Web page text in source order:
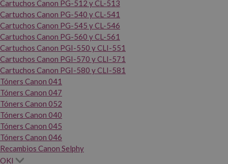
Cartuchos Canon PG-512 y CL-513
Cartuchos Canon PG-540 y CL-541
Cartuchos Canon PG-545 y CL-546
Cartuchos Canon PG-560 y CL-561
Cartuchos Canon PGI-550 y CLI-551
Cartuchos Canon PGI-570 y CLI-571
Cartuchos Canon PGI-580 y CLI-581
Tóners Canon 041
Tóners Canon 047
Tóners Canon 052
Tóners Canon 040
Tóners Canon 045
Tóners Canon 046
Recambios Canon Selphy
OKI